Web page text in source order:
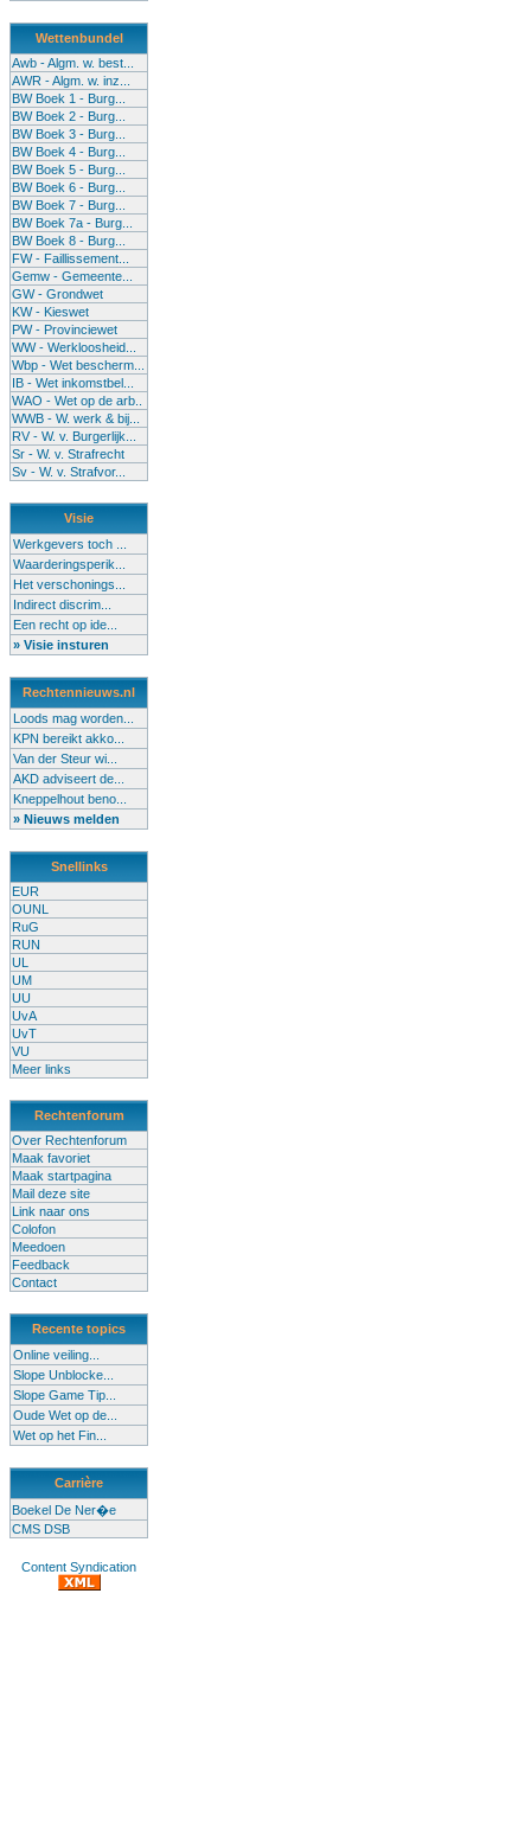
Wettenbundel
Awb - Algm. w. best...
AWR - Algm. w. inz...
BW Boek 1 - Burg...
BW Boek 2 - Burg...
BW Boek 3 - Burg...
BW Boek 4 - Burg...
BW Boek 5 - Burg...
BW Boek 6 - Burg...
BW Boek 7 - Burg...
BW Boek 7a - Burg...
BW Boek 8 - Burg...
FW - Faillissement...
Gemw - Gemeente...
GW - Grondwet
KW - Kieswet
PW - Provinciewet
WW - Werkloosheid...
Wbp - Wet bescherm...
IB - Wet inkomstbel...
WAO - Wet op de arb..
WWB - W. werk & bij...
RV - W. v. Burgerlijk...
Sr - W. v. Strafrecht
Sv - W. v. Strafvor...
Visie
Werkgevers toch ...
Waarderingsperik...
Het verschonings...
Indirect discrim...
Een recht op ide...
» Visie insturen
Rechtennieuws.nl
Loods mag worden...
KPN bereikt akko...
Van der Steur wi...
AKD adviseert de...
Kneppelhout beno...
» Nieuws melden
Snellinks
EUR
OUNL
RuG
RUN
UL
UM
UU
UvA
UvT
VU
Meer links
Rechtenforum
Over Rechtenforum
Maak favoriet
Maak startpagina
Mail deze site
Link naar ons
Colofon
Meedoen
Feedback
Contact
Recente topics
Online veiling...
Slope Unblocke...
Slope Game Tip...
Oude Wet op de...
Wet op het Fin...
Carrière
Boekel De Ner�e
CMS DSB
Content Syndication